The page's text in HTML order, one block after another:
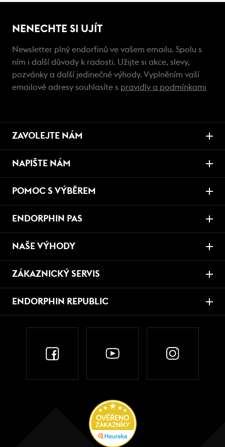
NENECHTE SI UJÍT
Newsletter plný endorfinů ve vašem emailu. Spolu s
ním i další důvody k radosti. Užijte si akce, slevy,
pozvánky a další jedinečné výhody. Vyplněním vaší
emailové adresy souhlasíte s pravidly a podmínkami
ZAVOLEJTE NÁM
NAPIŠTE NÁM
POMOC S VÝBĚREM
ENDORPHIN PAS
NAŠE VÝHODY
ZÁKAZNICKÝ SERVIS
ENDORPHIN REPUBLIC